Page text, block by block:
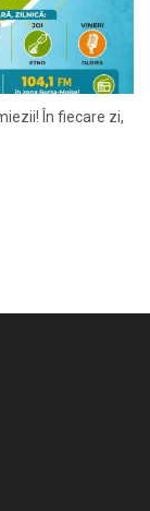
În fiecare zi,